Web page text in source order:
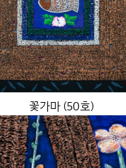
꽃가마 (50호)